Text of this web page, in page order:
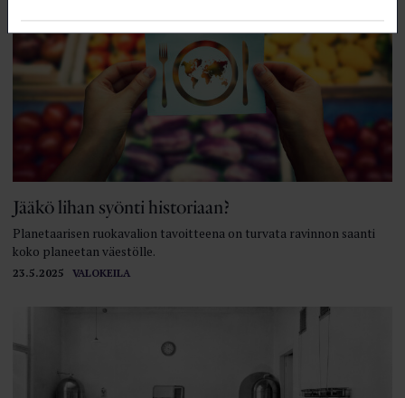
23.5.2025 VALOKEILA
Jääkö lihan syönti historiaan?
Planetaarisen ruokavalion tavoitteena on turvata ravinnon saanti
koko planeetan väestölle.